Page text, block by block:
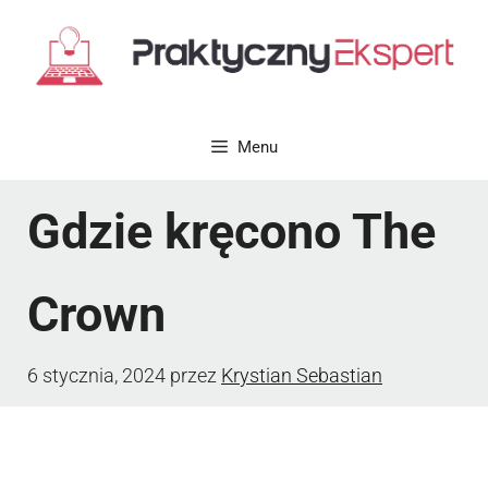
Menu
Gdzie kręcono The
Crown
6 stycznia, 2024 przez Krystian Sebastian